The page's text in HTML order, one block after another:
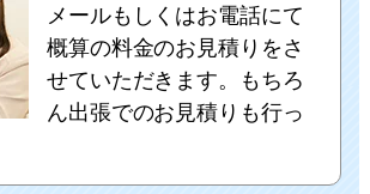
メールもしくはお電話にて
概算の料金のお見積りをさ
せていただきます。もちろ
ん出張でのお見積りも行っ